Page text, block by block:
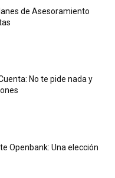
de Asesoramiento
No te pide nada y
Openbank: Una elección